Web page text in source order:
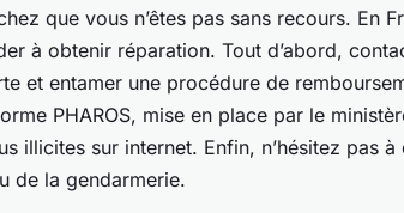
que vous n’êtes pas sans recours. En
à obtenir réparation. Tout d’abord,
et entamer une procédure de
PHAROS, mise en place par le
illicites sur internet. Enfin, n’hésitez pas à
de la gendarmerie.